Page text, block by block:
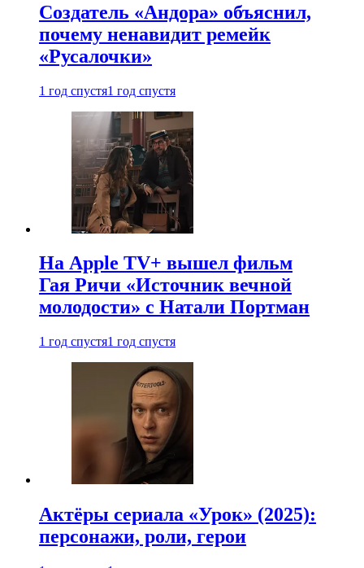
Создатель «Андора» объяснил,
почему ненавидит ремейк
«Русалочки»
1 год спустя1 год спустя
На Apple TV+ вышел фильм
Гая Ричи «Источник вечной
молодости» с Натали Портман
1 год спустя1 год спустя
Актёры сериала «Урок» (2025):
персонажи, роли, герои